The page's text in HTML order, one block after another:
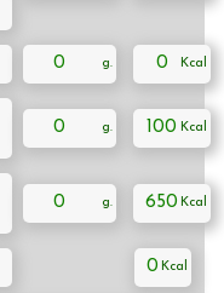
0 0
0 100
0 650
0